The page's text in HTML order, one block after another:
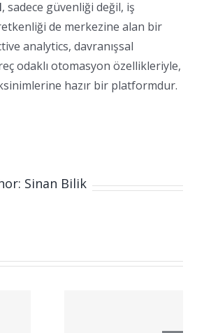
, sadece güvenliği değil, iş
de merkezine alan bir
analytics, davranışsal
odaklı otomasyon özellikleriyle,
hazır bir platformdur.
Sinan Bilik